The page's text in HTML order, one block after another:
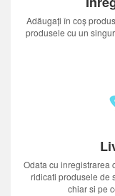
Adăugați în coș
produsele cu un
Odata cu inregistrarea
ridicati produsele de
chiar si pe